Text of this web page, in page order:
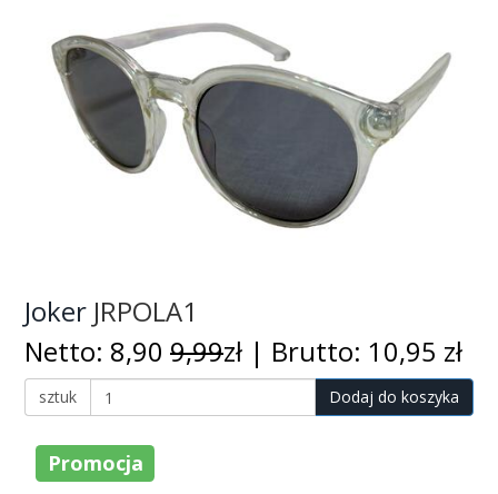
Joker JRPOLA1
Netto: 8,90 9,99zł | Brutto: 10,95 zł
sztuk Dodaj do koszyka
Promocja